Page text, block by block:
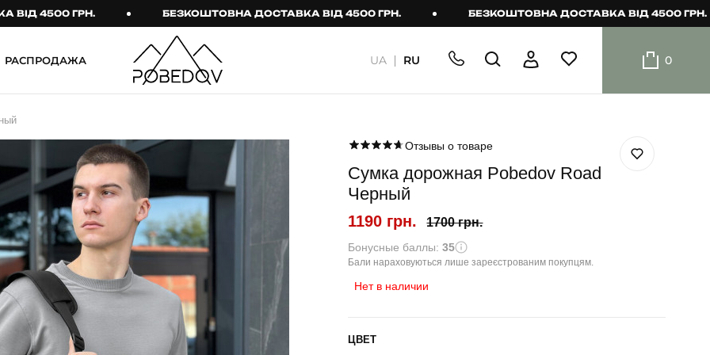
ГРН. БЕЗКОШТОВНА ДОСТАВКА ВІД 4500 ГРН. БЕЗКОШТОВНА ДОСТАВКА ВІД 4500 ГРН.
Джогери
Карго
Спортивні штани
Лосины
Джинсы
КОМПЛЕКТИ
Куртка й штани
Тактичний жіночий
Тактичний чоловічий
одяг
Тактичні рукавиці
Тактичні шкарпетки
ТЕРМО-КОМПЛЕКТИ
ФУТБОЛКИ І СОРОЧКИ
шорти
Шорти
РАСПРОДАЖА UA RU 0
Отзывы о товаре
Сумка дорожная Pobedov Road
Черный
1190 грн. 1700 грн.
Бонусные баллы:35
Бали нараховуються лише зареєстрованим покупцям.
Нет в наличии
ЦВЕТ